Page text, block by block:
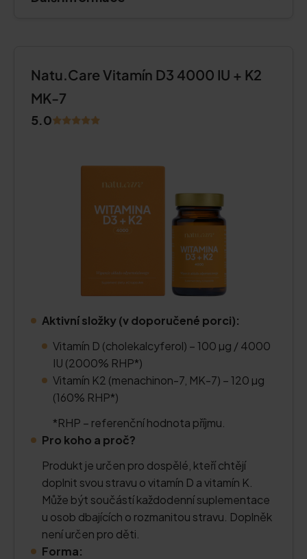
Natu.Care Vitamín D3 4000 IU + K2
MK-7
5.0
Aktivní složky (v doporučené porci):
Vitamín D (cholekalcyferol) – 100 µg / 4000
IU (2000% RHP*)
Vitamín K2 (menachinon-7, MK-7) – 120 µg
(160% RHP*)
*RHP – referenční hodnota příjmu.
Pro koho a proč?
Produkt je určen pro dospělé, kteří chtějí
doplnit svou stravu o vitamín D a vitamín K.
Může být součástí každodenní suplementace
u osob dbajících o rozmanitou stravu. Doplněk
není určen pro děti.
Forma: